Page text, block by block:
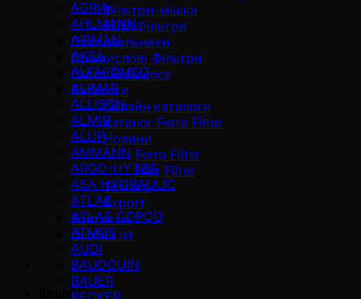
Фільтри-мішки
EDM Фільтри
Постачальники
Промислові Фільтри
Cross Reference
Каталоги
Онлайн каталоги
Каталог Ferra Filter
Новини
Ferra Filter
Mas Filter
Техніка
Export
Контакти
Quote List
Кошик
AGRIA
AHLMANN
AIRMAN
AKSA
ALFAROMEO
ALIMAR
ALLISON
ALMiG
ALUP
AMMANN
ARGO-HYTOS
ASA HYDRAULIC
ATLAS
ATLAS COPCO
ATMOS
AUDI
BAUDOUIN
BAUER